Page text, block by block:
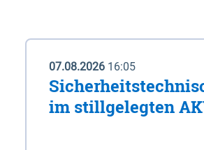
07.08.2026 16:05
im stillgelegten